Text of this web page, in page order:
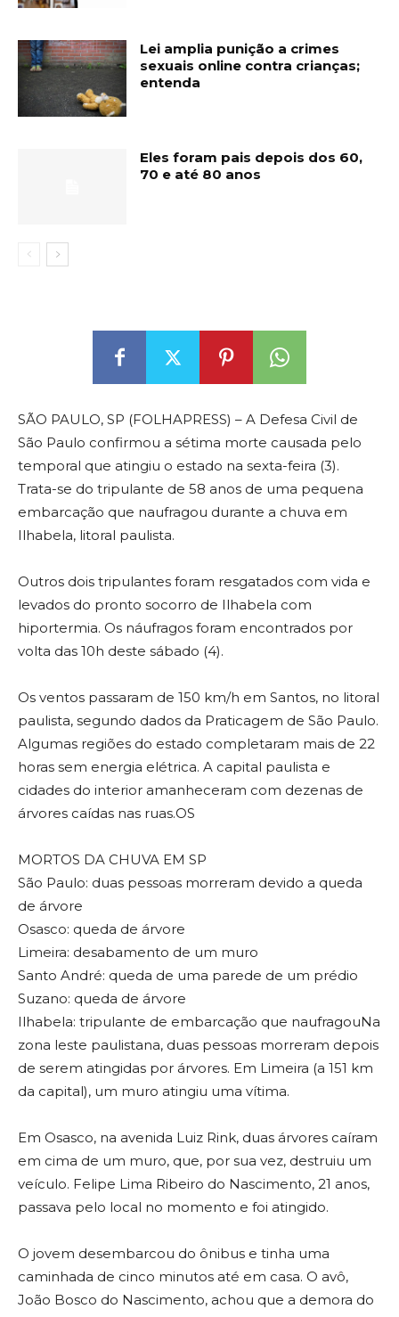
Lei amplia punição a crimes
sexuais online contra crianças;
entenda
Eles foram pais depois dos 60,
70 e até 80 anos
SÃO PAULO, SP (FOLHAPRESS) – A Defesa Civil de
São Paulo confirmou a sétima morte causada pelo
temporal que atingiu o estado na sexta-feira (3).
Trata-se do tripulante de 58 anos de uma pequena
embarcação que naufragou durante a chuva em
Ilhabela, litoral paulista.
Outros dois tripulantes foram resgatados com vida e
levados do pronto socorro de Ilhabela com
hiportermia. Os náufragos foram encontrados por
volta das 10h deste sábado (4).
Os ventos passaram de 150 km/h em Santos, no litoral
paulista, segundo dados da Praticagem de São Paulo.
Algumas regiões do estado completaram mais de 22
horas sem energia elétrica. A capital paulista e
cidades do interior amanheceram com dezenas de
árvores caídas nas ruas.OS
MORTOS DA CHUVA EM SP
São Paulo: duas pessoas morreram devido a queda
de árvore
Osasco: queda de árvore
Limeira: desabamento de um muro
Santo André: queda de uma parede de um prédio
Suzano: queda de árvore
Ilhabela: tripulante de embarcação que naufragouNa
zona leste paulistana, duas pessoas morreram depois
de serem atingidas por árvores. Em Limeira (a 151 km
da capital), um muro atingiu uma vítima.
Em Osasco, na avenida Luiz Rink, duas árvores caíram
em cima de um muro, que, por sua vez, destruiu um
veículo. Felipe Lima Ribeiro do Nascimento, 21 anos,
passava pelo local no momento e foi atingido.
O jovem desembarcou do ônibus e tinha uma
caminhada de cinco minutos até em casa. O avô,
João Bosco do Nascimento, achou que a demora do